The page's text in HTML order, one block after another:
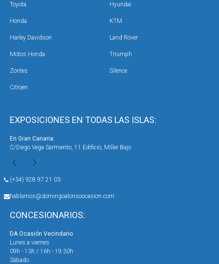
EXPOSICIONES EN TODAS LAS ISLAS:
En Gran Canaria:
Avenida de Canarias, nº 50, Vecindario
(+34) 928 97 21 03
hablamos@domingoalonsoocasion.com
CONCESIONARIOS:
DA Ocasión Miller ( Exposición Hyundai Honda )
Lunes a viernes
09h - 20h
Sábado
Toyota Hyundai
Honda KTM
Harley Davidson Land Rover
Motos Honda Triumph
Zontes Silence
Citroën